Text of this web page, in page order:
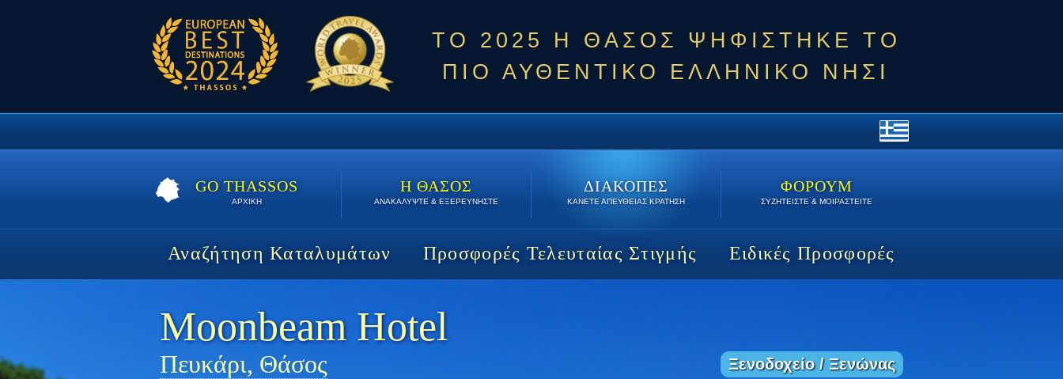
ΤΟ 2025 Η ΘΑΣΟΣ ΨΗΦΙΣΤΗΚΕ ΤΟ
ΠΙΟ ΑΥΘΕΝΤΙΚΟ ΕΛΛΗΝΙΚΟ ΝΗΣΙ
GO THASSOS
ΑΡΧΙΚΗ
Η ΘΑΣΟΣ
ΑΝΑΚΑΛΥΨΤΕ & ΕΞΕΡΕΥΝΗΣΤΕ
ΔΙΑΚΟΠΕΣ
ΚΑΝΕΤΕ ΑΠΕΥΘΕΙΑΣ ΚΡΑΤΗΣΗ
ΦΟΡΟΥΜ
ΣΥΖΗΤΕΙΣΤΕ & ΜΟΙΡΑΣΤΕΙΤΕ
Αναζήτηση Καταλυμάτων Προσφορές Τελευταίας Στιγμής Ειδικές Προσφορές
Moonbeam Hotel
Πευκάρι, Θάσος Ξενοδοχείο / Ξενώνας